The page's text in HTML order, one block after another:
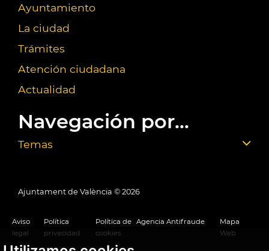
Ayuntamiento
La ciudad
Trámites
Atención ciudadana
Actualidad
Navegación por...
Temas
Ajuntament de València © 2026
Aviso
legal
Política
privacidad
Política de
cookies
Agencia Antifraude
Mapa
Web